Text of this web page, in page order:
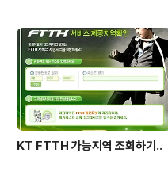
KT FTTH 가능지역 조회하기..